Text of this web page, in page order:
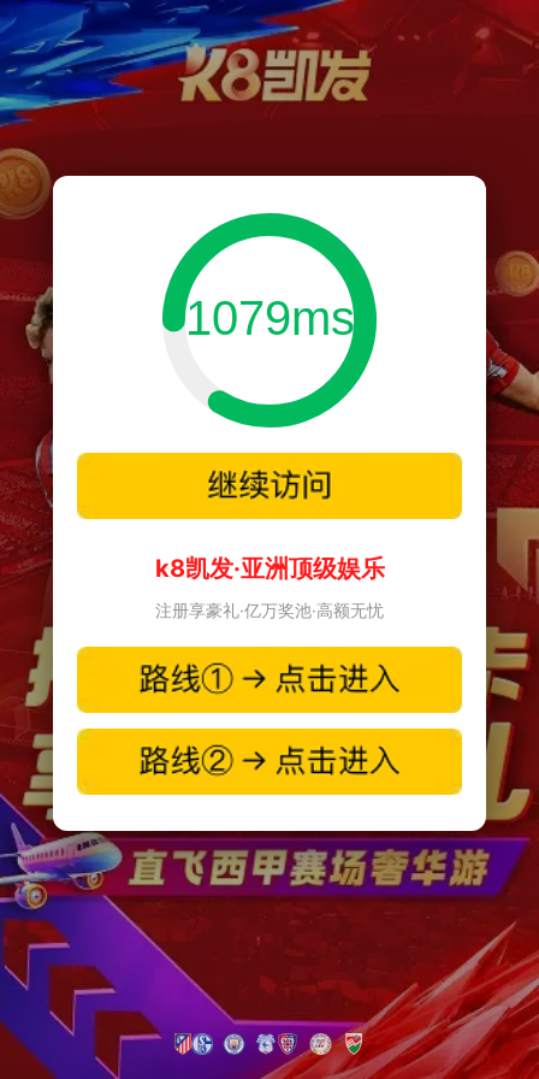
1079ms
k8凯发·亚洲顶级娱乐
注册享豪礼·亿万奖池·高额无忧